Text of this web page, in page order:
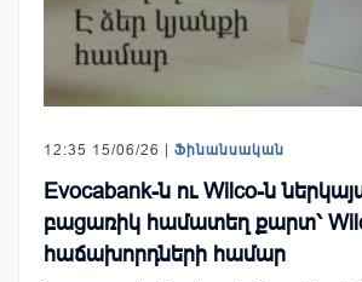
12:35 15/06/26 | Ֆինանսական
Evocabank-ն ու Wilco-ն
բացառիկ համատեղ քարտ՝
հաճախորդների համար